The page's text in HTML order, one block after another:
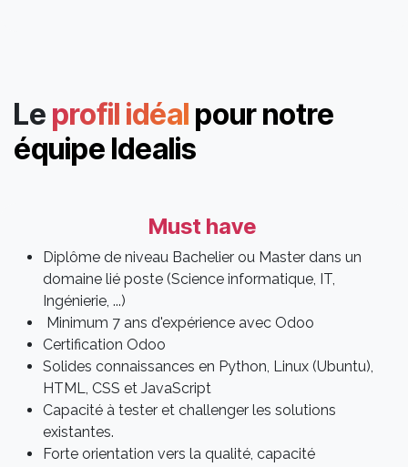
Le profil idéal pour notre
équipe Idealis
Must have
Diplôme de niveau Bachelier ou Master dans un
domaine lié poste (Science informatique, IT,
Ingénierie, ...)
Minimum 7 ans d'expérience avec Odoo
Certification Odoo
Solides connaissances en Python, Linux (Ubuntu),
HTML, CSS et JavaScript
Capacité à tester et challenger les solutions
existantes.
Forte orientation vers la qualité, capacité